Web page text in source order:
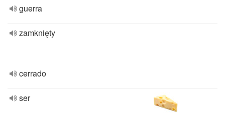
guerra
zamknięty
cerrado
ser